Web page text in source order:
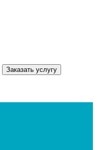
Заказать услугу